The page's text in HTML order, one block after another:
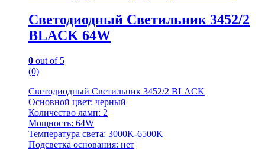
Светодиодный Светильник 3452/2
BLACK 64W
0 out of 5
(0)
Светодиодный Светильник 3452/2 BLACK
Основной цвет: черный
Количество ламп: 2
Мощность: 64W
Температура света: 3000K-6500K
Подсветка основания: нет